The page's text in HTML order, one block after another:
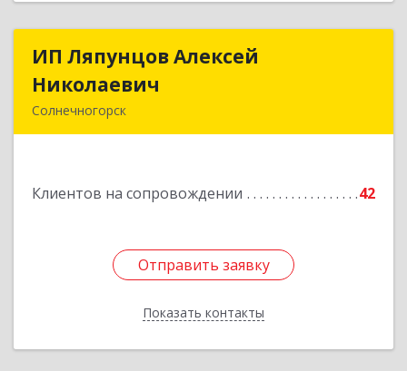
ИП Ляпунцов Алексей
Николаевич
Солнечногорск
Клиентов на сопровождении 42
Отправить заявку
Показать контакты
ИП Ляпунцов Алексей
Отправить заявку
Назад